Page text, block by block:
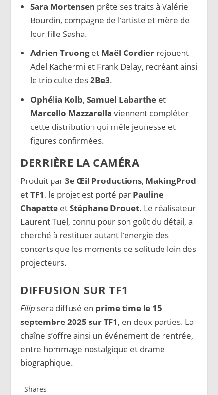
Sara Mortensen prête ses traits à Valérie
Bourdin, compagne de l’artiste et mère de
leur fille Sasha.
Adrien Truonget Maël Cordierrejouent
Adel Kachermi et Frank Delay, recréant ainsi
le trio culte des2Be3.
Ophélia Kolb, Samuel Labartheet
Marcello Mazzarella viennent compléter
cette distribution qui mêle jeunesse et
figures confirmées.
DERRIÈRE LA CAMÉRA
Produit par3e Œil Productions, MakingProd
etTF1, le projet est porté par Pauline
Chapatte etStéphane Drouet. Le réalisateur
Laurent Tuel, connu pour son goût du détail, a
cherché à restituer autant l’énergie des
concerts que les moments de solitude loin des
projecteurs.
DIFFUSION SUR TF1
Filip sera diffusé en prime time le 15
septembre 2025 sur TF1, en deux parties. La
chaîne s’offre ainsi un événement de rentrée,
entre hommage nostalgique et drame
biographique.
Shares